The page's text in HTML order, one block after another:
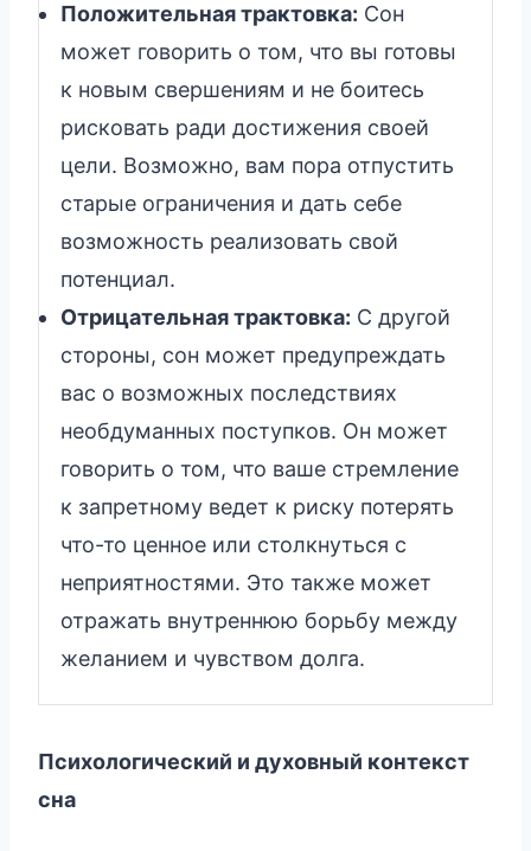
Положительная трактовка: Сон
может говорить о том, что вы готовы
к новым свершениям и не боитесь
рисковать ради достижения своей
цели. Возможно, вам пора отпустить
старые ограничения и дать себе
возможность реализовать свой
потенциал.
Отрицательная трактовка: С другой
стороны, сон может предупреждать
вас о возможных последствиях
необдуманных поступков. Он может
говорить о том, что ваше стремление
к запретному ведет к риску потерять
что-то ценное или столкнуться с
неприятностями. Это также может
отражать внутреннюю борьбу между
желанием и чувством долга.
Психологический и духовный контекст
сна